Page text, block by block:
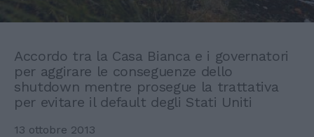
Accordo tra la Casa Bianca e i governatori
per aggirare le conseguenze dello
shutdown mentre prosegue la trattativa
per evitare il default degli Stati Uniti
13 ottobre 2013